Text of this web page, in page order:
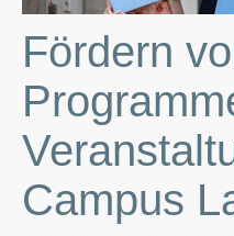
Fördern
Campus